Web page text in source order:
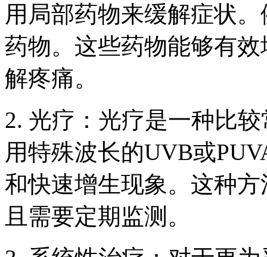
用局部药物来缓解症状
药物。这些药物能够有
解疼痛。
2. 光疗：光疗是一种比
用特殊波长的UVB或
和快速增生现象。这种
且需要定期监测。